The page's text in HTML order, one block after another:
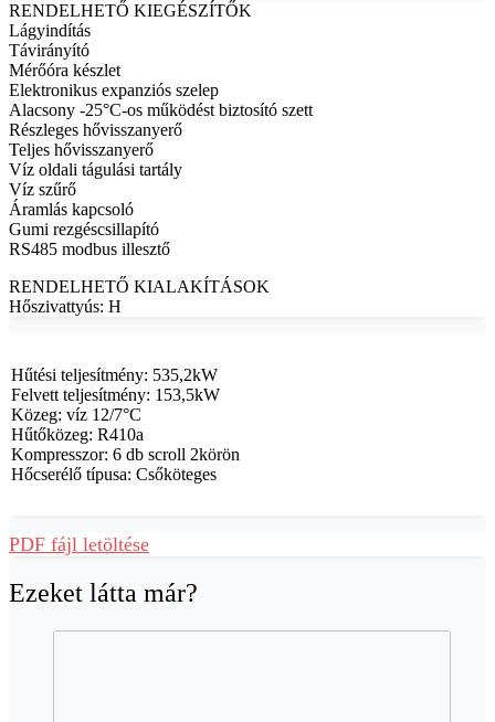
RENDELHETŐ KIEGÉSZÍTŐK
Lágyindítás
Távirányító
Mérőóra készlet
Elektronikus expanziós szelep
Alacsony -25°C-os működést biztosító szett
Részleges hővisszanyerő
Teljes hővisszanyerő
Víz oldali tágulási tartály
Víz szűrő
Áramlás kapcsoló
Gumi rezgéscsillapító
RS485 modbus illesztő
RENDELHETŐ KIALAKÍTÁSOK
Hőszivattyús: H
Hűtési teljesítmény: 535,2kW
Felvett teljesítmény: 153,5kW
Közeg: víz 12/7°C
Hűtőközeg: R410a
Kompresszor: 6 db scroll 2körön
Hőcserélő típusa: Csőköteges
PDF fájl letöltése
Ezeket látta már?